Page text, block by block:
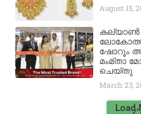
August 15,
കല്യാൺ
ഷോറൂം
മംമ്താ
ചെയ്‌തു
March 23,
Load